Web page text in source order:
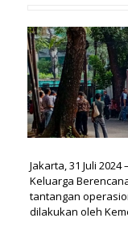
Jakarta, 31 Juli
Keluarga
tantangan
dilakukan oleh